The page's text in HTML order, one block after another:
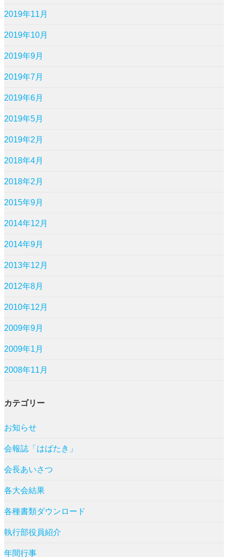
2019年11月
2019年10月
2019年9月
2019年7月
2019年6月
2019年5月
2019年2月
2018年4月
2018年2月
2015年9月
2014年12月
2014年9月
2013年12月
2012年8月
2010年12月
2009年9月
2009年1月
2008年11月
カテゴリー
お知らせ
会報誌「はばたき」
会長あいさつ
各大会結果
各種書類ダウンロード
執行部役員紹介
年間行事